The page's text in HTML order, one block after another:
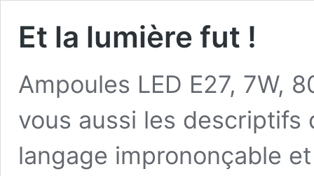
Et la lumière fut !
Ampoules LED E27, 7W,
vous aussi les descriptifs
langage imprononçable